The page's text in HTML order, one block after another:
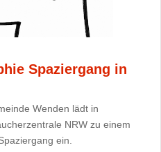
Spaziergang in
Wenden lädt in
NRW zu einem
ein.